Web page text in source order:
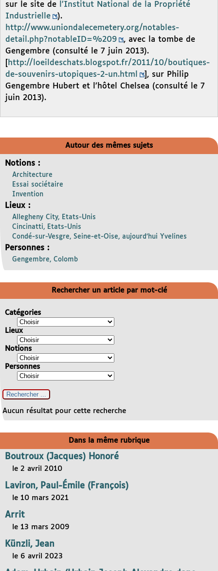
sur le site de
l’Institut National de la Propriété
Industrielle
).
http://www.uniondalecemetery.org/notables-
detail.php?notableID=%209
, avec la tombe de
Gengembre (consulté le 7 juin 2013).
http://loeildeschats.blogspot.fr/2011/10/boutiques-
de-souvenirs-utopiques-2-un.html
], sur Philip
Gengembre Hubert et l’hôtel Chelsea (consulté le 7
juin 2013).
Autour des mêmes sujets
Notions :
Architecture
Essai sociétaire
Invention
Lieux :
Allegheny City, Etats-Unis
Cincinatti, Etats-Unis
Condé-sur-Vesgre, Seine-et-Oise, aujourd’hui Yvelines
Personnes :
Gengembre, Colomb
Rechercher un article par mot-clé
Catégories
Lieux
Notions
Personnes
Aucun résultat pour cette recherche
Dans la même rubrique
Boutroux (Jacques) Honoré
le 2 avril 2010
Laviron, Paul-Émile (François)
le 10 mars 2021
Arrit
le 13 mars 2009
Künzli, Jean
le 6 avril 2023